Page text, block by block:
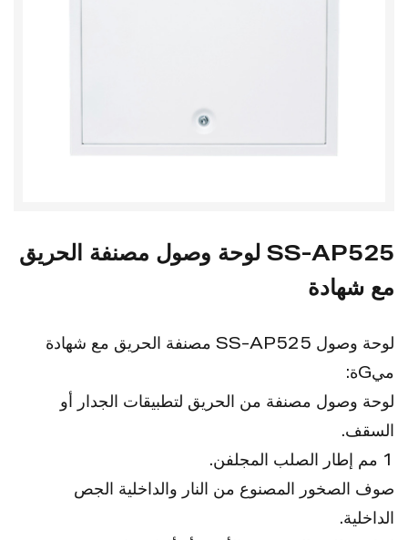
SS-AP525 لوحة وصول مصنفة الحريق
مع شهادة
لوحة وصول SS-AP525 مصنفة الحريق مع شهادة
ميGة:
لوحة وصول مصنفة من الحريق لتطبيقات الجدار أو
السقف.
1 مم إطار الصلب المجلفن.
صوف الصخور المصنوع من النار والداخلية الجص
الداخلية.